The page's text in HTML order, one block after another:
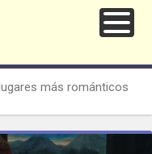
más románticos